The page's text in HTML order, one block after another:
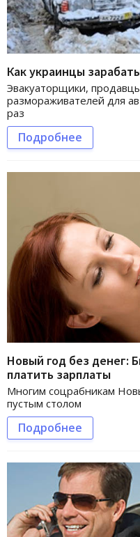
Как украинцы
Эвакуаторщики,
размораживателей для
раз
Подробнее
Новый год без денег:
платить зарплаты
Многим соцрабникам
пустым столом
Подробнее